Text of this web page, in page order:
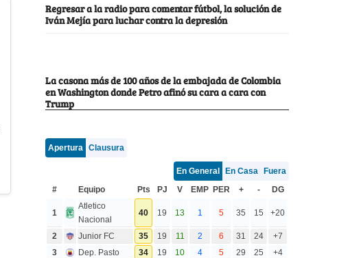
Regresar a la radio para comentar fútbol, la solución de
Iván Mejía para luchar contra la depresión
La casona más de 100 años de la embajada de Colombia
en Washington donde Petro afinó su cara a cara con
Trump
Apertura Clausura
En General En Casa
Fuera
#
Equipo Pts PJ V EMP PER + - DG
1
Atletico
Nacional
40 19 13 1 5 35 15 +20
2 Junior FC 35 19 11 2 6 31 24
+7
3
Dep. Pasto 34 19 10 4 5 29 25 +4